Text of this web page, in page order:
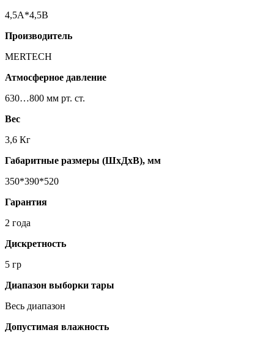
4,5А*4,5В
Производитель
MERTECH
Атмосферное давление
630…800 мм рт. ст.
Вес
3,6 Кг
Габаритные размеры (ШхДхВ), мм
350*390*520
Гарантия
2 года
Дискретность
5 гр
Диапазон выборки тары
Весь диапазон
Допустимая влажность